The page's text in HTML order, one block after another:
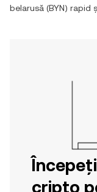
belarusă (BYN) rapid
cripto